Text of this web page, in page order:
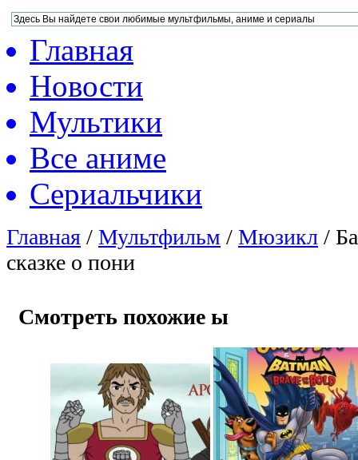
Главная
Новости
Мультики
Все аниме
Сериальчики
Главная / Мультфильм / Мюзикл /
сказке о пони
Смотреть похожие ы